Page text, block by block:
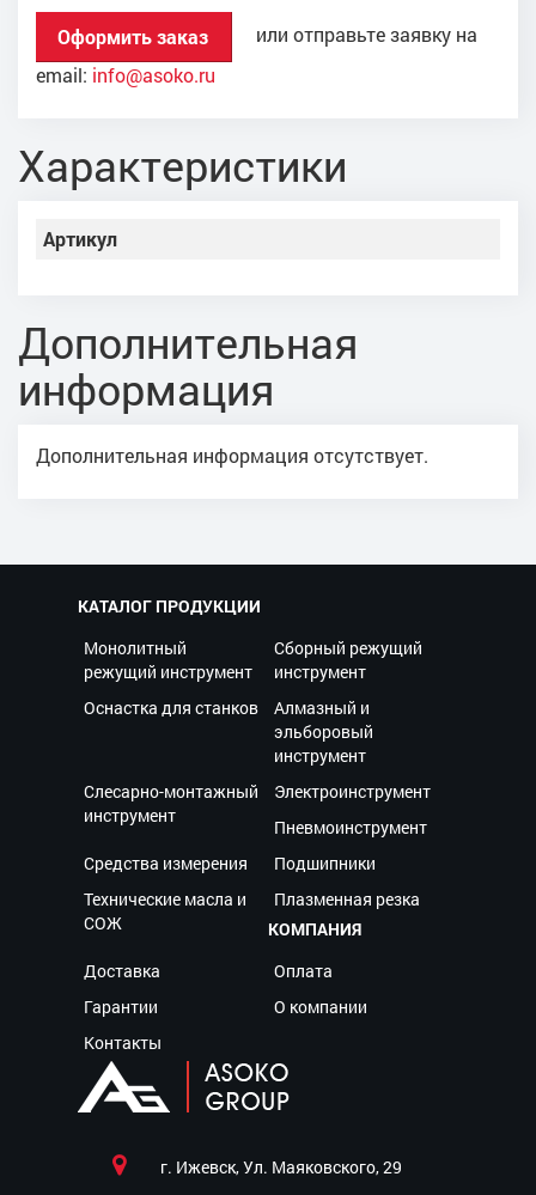
Оформить заказ
или отправьте заявку на
email: info@asoko.ru
Характеристики
Артикул
Дополнительная
информация
Дополнительная информация отсутствует.
КАТАЛОГ ПРОДУКЦИИ
Монолитный
режущий инструмент
Сборный режущий
инструмент
Оснастка для станков
Алмазный и
эльборовый
инструмент
Слесарно-монтажный
инструмент
Электроинструмент
Пневмоинструмент
Средства измерения
Подшипники
Технические масла и
СОЖ
Плазменная резка
КОМПАНИЯ
Доставка
Оплата
Гарантии
О компании
Контакты
г. Ижевск, Ул. Маяковского, 29